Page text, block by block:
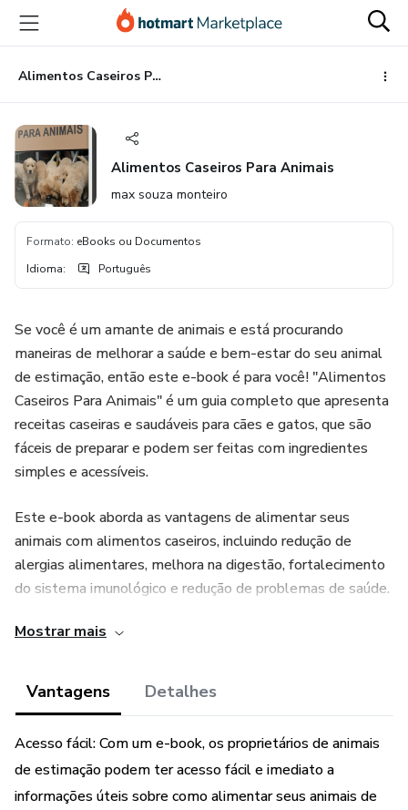
para
conteúdo
principal
para
pagamento
para
rodapé
Alimentos Caseiros Para Animais
Alimentos Caseiros Para Animais
max souza monteiro
Formato: eBooks ou Documentos
Idioma: Português
Se você é um amante de animais e está procurando
maneiras de melhorar a saúde e bem-estar do seu animal
de estimação, então este e-book é para você! "Alimentos
Caseiros Para Animais" é um guia completo que apresenta
receitas caseiras e saudáveis ​​para cães e gatos, que são
fáceis de preparar e podem ser feitas com ingredientes
simples e acessíveis.
Este e-book aborda as vantagens de alimentar seus
animais com alimentos caseiros, incluindo redução de
alergias alimentares, melhora na digestão, fortalecimento
do sistema imunológico e redução de problemas de saúde.
garantir que seus animais estejam recebendo todos os
saudável e feliz.
fazer refeições saborosas e saudáveis, como biscoitos de
banana e aveia, petiscos de frango caseiro, purê de batata-
doce e muito mais. Este e-book também inclui dicas úteis
Mostrar mais
Vantagens Detalhes
Acesso fácil: Com um e-book, os proprietários de animais
de estimação podem ter acesso fácil e imediato a
informações úteis sobre como alimentar seus animais de